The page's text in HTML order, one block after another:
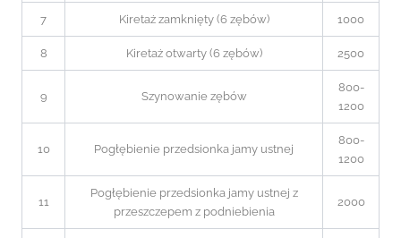
7 Kiretaż zamknięty (6 zębów) 1000
8 Kiretaż otwarty (6 zębów) 2500
9 Szynowanie zębów
800-
1200
10 Pogłębienie przedsionka jamy ustnej
800-
1200
11
Pogłębienie przedsionka jamy ustnej z
przeszczepem z podniebienia
2000